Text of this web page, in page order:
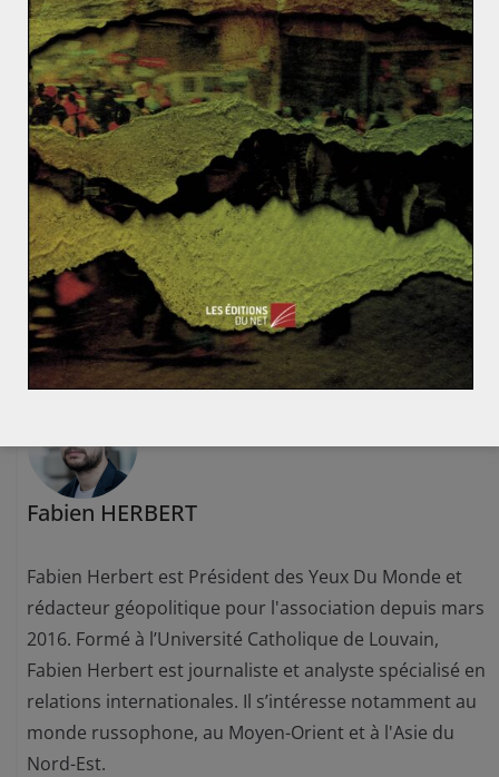
Peut-être s’inspirera t-il de Winston Churchill ? C’est en
tout cas une autre piste possible, à la vue de l’intérêt
que porte Johnson au célèbre Premier Ministre
britannique lui qui a d’ailleurs récemment rédigé une
biographie sur le « Vieux lion ».
Sud-Soudan : entre désillusions et lutte de pouvoir,
une guerre civile inévitable ?
Turquie : Quelles sont les premières analyses straté
giques et géopolitiques possibles ?
Fabien HERBERT
Fabien Herbert est Président des Yeux Du Monde et
rédacteur géopolitique pour l'association depuis mars
2016. Formé à l’Université Catholique de Louvain,
Fabien Herbert est journaliste et analyste spécialisé en
relations internationales. Il s’intéresse notamment au
monde russophone, au Moyen-Orient et à l'Asie du
Nord-Est.